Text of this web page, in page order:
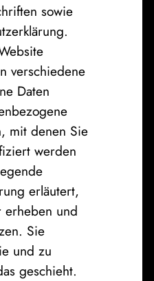
sowie
verschiedene
Daten
mit denen Sie
werden
erläutert,
erheben und
Sie
und zu
geschieht.